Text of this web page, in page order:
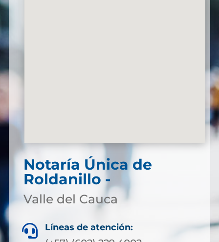
Notaría Única de
Roldanillo -
Valle del Cauca
 Líneas de atención: